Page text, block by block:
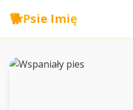
🐕Psie Imię